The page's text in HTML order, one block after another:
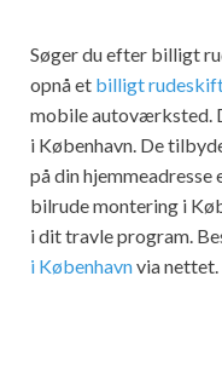
Søger du efter billigt
opnå et billigt
mobile autoværksted.
i København. De
på din
bilrude montering i
i dit travle program.
i Københavnvia nettet.